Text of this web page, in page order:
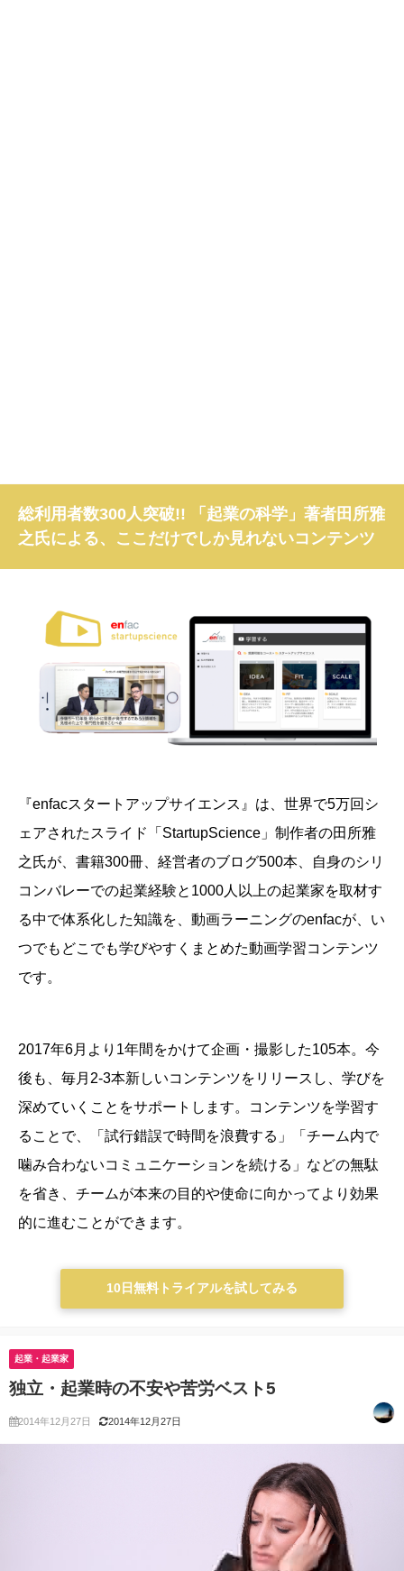
総利用者数300人突破!! 「起業の科学」著者田所雅
之氏による、ここだけでしか見れないコンテンツ
『enfacスタートアップサイエンス』は、 世界で5万回シ
ェアされたスライド「StartupScience」制作者の田所雅
之氏が、書籍300冊、経営者のブログ500本、自身のシリ
コンバレーでの起業経験と1000人以上の起業家を取材す
る中で体系化した知識を、動画ラーニングのenfacが、い
つでもどこでも学びやすくまとめた動画学習コンテンツ
です。
2017年6月より1年間をかけて企画・撮影した105本。今
後も、毎月2-3本新しいコンテンツをリリースし、学びを
深めていくことをサポートします。
コンテンツを学習す
ることで、「試行錯誤で時間を浪費する」「チーム内で
噛み合わないコミュニケーションを続ける」などの無駄
を省き、チームが本来の目的や使命に向かってより効果
的に進むことができます。
10日無料トライアルを試してみる
起業・起業家
独立・起業時の不安や苦労ベスト5
2014年12月27日 2014年12月27日